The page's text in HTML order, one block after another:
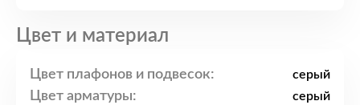
Цвет и материал
Цвет плафонов и подвесок: серый
Цвет арматуры: серый